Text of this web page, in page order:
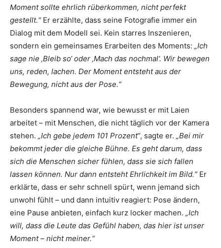
Moment sollte ehrlich rüberkommen, nicht perfekt
gestellt.“Er erzählte, dass seine Fotografie immer ein
Dialog mit dem Modell sei. Kein starres Inszenieren,
sondern ein gemeinsames Erarbeiten des Moments: „Ich
sage nie ‚Bleib so‘ oder ‚Mach das nochmal‘. Wir bewegen
uns, reden, lachen. Der Moment entsteht aus der
Bewegung, nicht aus der Pose.“
Besonders spannend war, wie bewusst er mit Laien
arbeitet – mit Menschen, die nicht täglich vor der Kamera
stehen. „Ich gebe jedem 101 Prozent“, sagte er. „Bei mir
bekommt jeder die gleiche Bühne. Es geht darum, dass
sich die Menschen sicher fühlen, dass sie sich fallen
lassen können. Nur dann entsteht Ehrlichkeit im Bild.“Er
erklärte, dass er sehr schnell spürt, wenn jemand sich
unwohl fühlt – und dann intuitiv reagiert: Pose ändern,
eine Pause anbieten, einfach kurz locker machen. „Ich
will, dass die Leute das Gefühl haben, das hier ist unser
Moment – nicht meiner.“